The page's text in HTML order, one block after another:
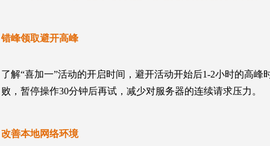
错峰领取避开高峰
了解“喜加一”活动的开启时间，避开活动开始后1-2小时的高
败，暂停操作30分钟后再试，减少对服务器的连续请求压力。
改善本地网络环境